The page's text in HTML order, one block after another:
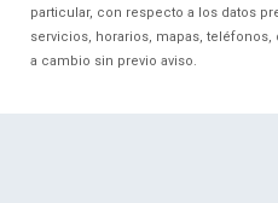
particular, con respecto a los datos
servicios, horarios, mapas,
a cambio sin previo aviso.